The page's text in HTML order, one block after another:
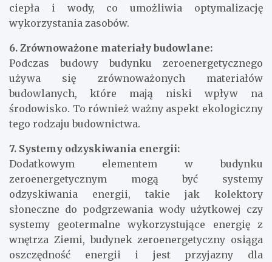
ciepła i wody, co umożliwia optymalizację
wykorzystania zasobów.
6. Zrównoważone materiały budowlane:
Podczas budowy budynku zeroenergetycznego
używa się zrównoważonych materiałów
budowlanych, które mają niski wpływ na
środowisko. To również ważny aspekt ekologiczny
tego rodzaju budownictwa.
7. Systemy odzyskiwania energii:
Dodatkowym elementem w budynku
zeroenergetycznym mogą być systemy
odzyskiwania energii, takie jak kolektory
słoneczne do podgrzewania wody użytkowej czy
systemy geotermalne wykorzystujące energię z
wnętrza Ziemi, budynek zeroenergetyczny osiąga
oszczędność energii i jest przyjazny dla